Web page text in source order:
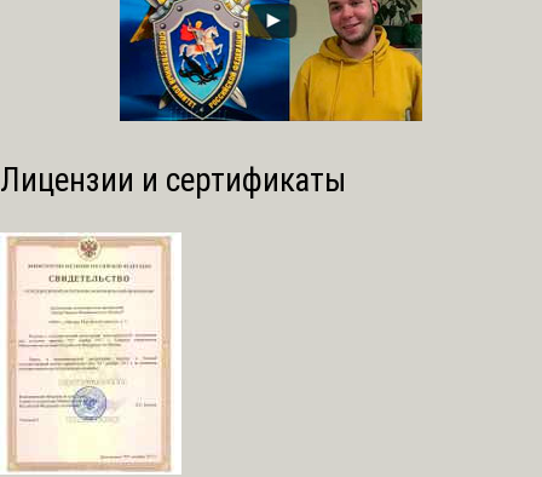
Лицензии и сертификаты